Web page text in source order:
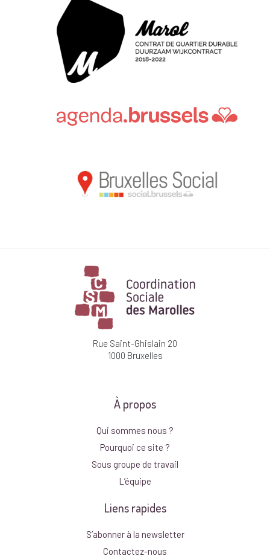
Rue Saint-Ghislain 20
1000 Bruxelles
À propos
Qui sommes nous ?
Pourquoi ce site ?
Sous groupe de travail
L’équipe
Liens rapides
S’abonner à la newsletter
Contactez-nous